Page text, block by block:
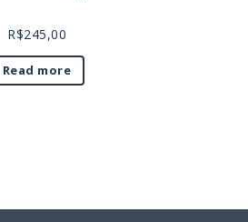
R$245,00
Read more